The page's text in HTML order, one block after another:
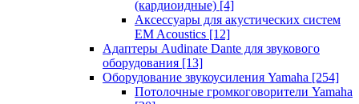
(кардиоидные) [4]
Аксессуары для акустических систем
EM Acoustics [12]
Адаптеры Audinate Dante для звукового
оборудования [13]
Оборудование звукоусиления Yamaha [254]
Потолочные громкоговорители Yamaha